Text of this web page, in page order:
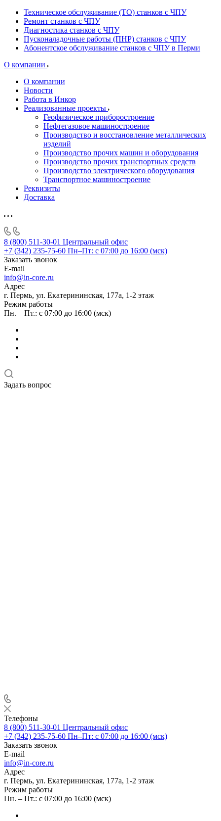
Техническое обслуживание (ТО) станков с ЧПУ
Ремонт станков с ЧПУ
Диагностика станков с ЧПУ
Пусконаладочные работы (ПНР) станков с ЧПУ
Абонентское обслуживание станков с ЧПУ в Перми
О компании
О компании
Новости
Работа в Инкор
Реализованные проекты
Геофизическое приборостроение
Нефтегазовое машиностроение
Производство и восстановление металлических
изделий
Производство прочих машин и оборудования
Производство прочих транспортных средств
Производство электрического оборудования
Транспортное машиностроение
Реквизиты
Доставка
8 (800) 511-30-01 Центральный офис
+7 (342) 235-75-60 Пн–Пт: с 07:00 до 16:00 (мск)
Заказать звонок
E-mail
info@in-core.ru
Адрес
г. Пермь, ул. ​Екатерининская, 177а, ​1-2 этаж
Режим работы
Пн. – Пт.: с 07:00 до 16:00 (мск)
Задать вопрос
Телефоны
8 (800) 511-30-01 Центральный офис
+7 (342) 235-75-60 Пн–Пт: с 07:00 до 16:00 (мск)
Заказать звонок
E-mail
info@in-core.ru
Адрес
г. Пермь, ул. ​Екатерининская, 177а, ​1-2 этаж
Режим работы
Пн. – Пт.: с 07:00 до 16:00 (мск)